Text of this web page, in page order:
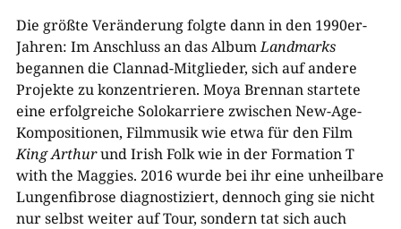
Die größte Veränderung folgte dann in den 1990er-
Jahren: Im Anschluss an das AlbumLandmarks
begannen die Clannad-Mitglieder, sich auf andere
Projekte zu konzentrieren. Moya Brennan startete
eine erfolgreiche Solokarriere zwischen New-Age-
Kompositionen, Filmmusik wie etwa für den Film
King Arthurund Irish Folk wie in der Formation T
with the Maggies. 2016 wurde bei ihr eine unheilbare
Lungenfibrose diagnostiziert, dennoch ging sie nicht
nur selbst weiter auf Tour, sondern tat sich auch